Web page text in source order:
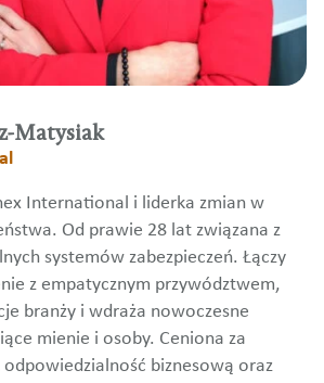
Matysiak
International i liderka zmian w
Od prawie 28 lat związana z
systemów zabezpieczeń. Łączy
z empatycznym przywództwem,
branży i wdraża nowoczesne
mienie i osoby. Ceniona za
biznesową oraz